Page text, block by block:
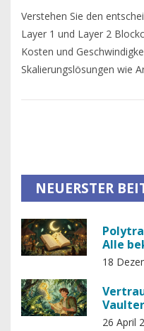
Verstehen Sie den
Layer 1 und Layer 2
Kosten und
Skalierungslösungen wie
NEUERSTER
Alle
18
für-
26 April